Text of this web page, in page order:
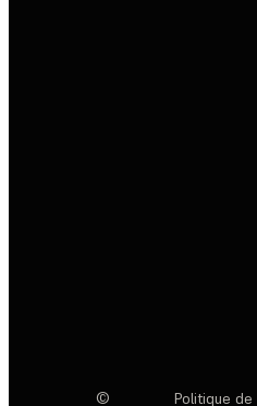
©
Politique de